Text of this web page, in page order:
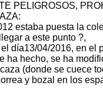
PELIGROSOS,
estaba puesta la
a este punto ?,
día13/04/2016, en
ha hecho, se ha
(donde se cuece
y bozal en los